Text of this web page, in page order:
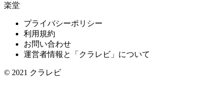
楽堂
プライバシーポリシー
利用規約
お問い合わせ
運営者情報と「クラレビ」について
© 2021 クラレビ